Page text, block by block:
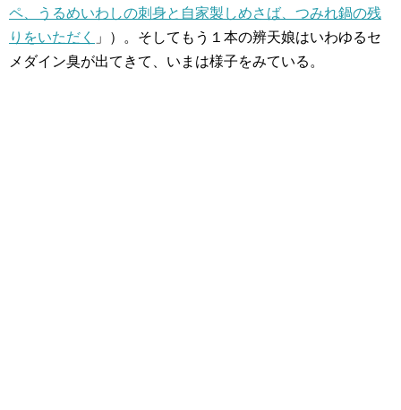
ペ、うるめいわしの刺身と自家製しめさば、つみれ鍋の残
りをいただく
」）。そしてもう１本の辨天娘はいわゆるセ
メダイン臭が出てきて、いまは様子をみている。